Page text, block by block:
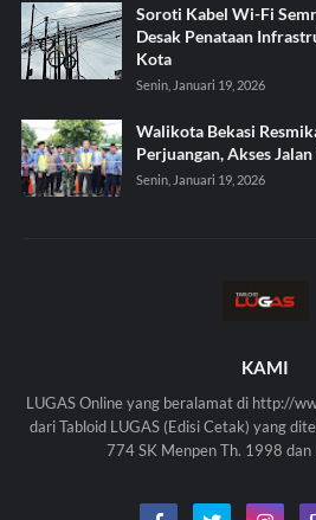
Soroti Kabel Wi-Fi
Desak Penataan
Kota
Senin, Januari 19, 2026
Walikota Bekasi
Perjuangan, Akses
Senin, Januari 19, 2026
KAMI
LUGAS Online yang beralamat di http://
dari Tabloid LUGAS (Edisi Cetak) yang
774 SK Menpen Th. 1998 dan